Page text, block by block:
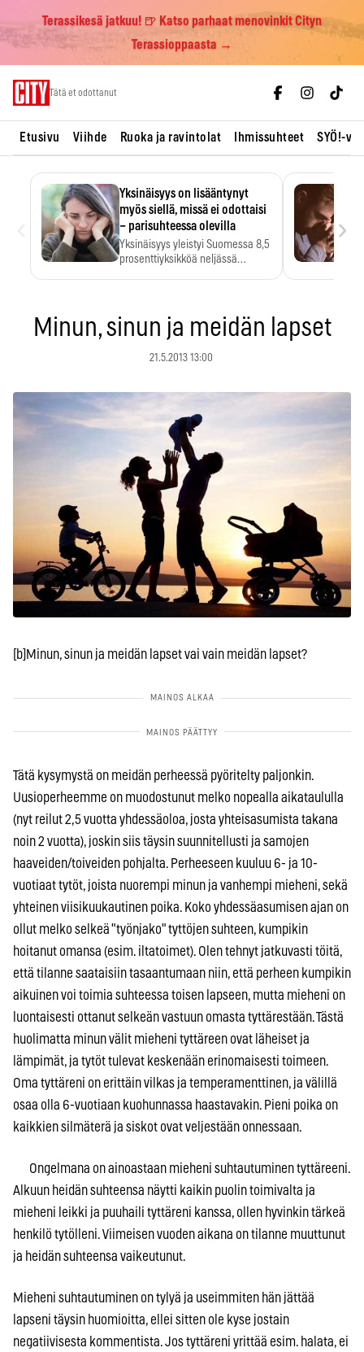
Terassikesä jatkuu! 🍺 Katso parhaat menovinkit Cityn
Terassioppaasta →
Tätä et odottanut
Etusivu Viihde Ruoka ja ravintolat Ihmissuhteet SYÖ!-
Yksinäisyys on lisääntynyt
myös siellä, missä ei odottaisi
– parisuhteessa olevilla
Yksinäisyys yleistyi Suomessa 8,5
prosenttiyksikköä neljässä
›
Minun, sinun ja meidän lapset
21.5.2013 13:00
[b]Minun, sinun ja meidän lapset vai vain meidän lapset?
Tätä kysymystä on meidän perheessä pyöritelty paljonkin.
Uusioperheemme on muodostunut melko nopealla aikataululla
(nyt reilut 2,5 vuotta yhdessäoloa, josta yhteisasumista takana
noin 2 vuotta), joskin siis täysin suunnitellusti ja samojen
haaveiden/toiveiden pohjalta. Perheeseen kuuluu 6- ja 10-
vuotiaat tytöt, joista nuorempi minun ja vanhempi mieheni, sekä
yhteinen viisikuukautinen poika. Koko yhdessäasumisen ajan on
ollut melko selkeä "työnjako" tyttöjen suhteen, kumpikin
hoitanut omansa (esim. iltatoimet). Olen tehnyt jatkuvasti töitä,
että tilanne saataisiin tasaantumaan niin, että perheen kumpikin
aikuinen voi toimia suhteessa toisen lapseen, mutta mieheni on
luontaisesti ottanut selkeän vastuun omasta tyttärestään. Tästä
huolimatta minun välit mieheni tyttäreen ovat läheiset ja
lämpimät, ja tytöt tulevat keskenään erinomaisesti toimeen.
Oma tyttäreni on erittäin vilkas ja temperamenttinen, ja välillä
osaa olla 6-vuotiaan kuohunnassa haastavakin. Pieni poika on
kaikkien silmäterä ja siskot ovat veljestään onnessaan.
Ongelmana on ainoastaan mieheni suhtautuminen tyttäreeni.
Alkuun heidän suhteensa näytti kaikin puolin toimivalta ja
mieheni leikki ja puuhaili tyttäreni kanssa, ollen hyvinkin tärkeä
henkilö tytölleni. Viimeisen vuoden aikana on tilanne muuttunut
ja heidän suhteensa vaikeutunut.
Mieheni suhtautuminen on tylyä ja useimmiten hän jättää
lapseni täysin huomioitta, ellei sitten ole kyse jostain
negatiivisesta kommentista. Jos tyttäreni yrittää esim. halata, ei